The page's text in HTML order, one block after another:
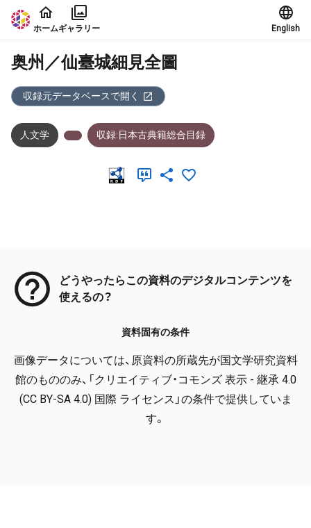
本文に飛ぶ
ホームギャラリー English
奥州／仙臺城細見全圖
収録元データベースで開く
人文学 収録:日本古典籍総合目録
どうやったらこの資料のデジタルコンテンツを
使えるの？
資料固有の条件
画像データについては、原資料の所蔵先が国文学研究資料
館のもののみ、「クリエイティブ・コモンズ 表示 - 継承 4.0
(CC BY-SA 4.0) 国際 ライセンス」の条件で提供していま
す。